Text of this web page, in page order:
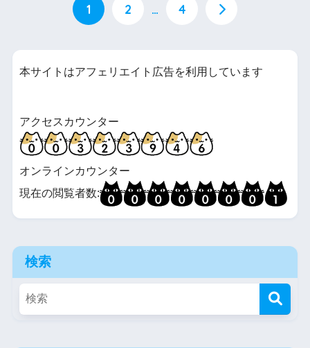
1 2 … 4
本サイトはアフェリエイト広告を利用しています
アクセスカウンター
オンラインカウンター
現在の閲覧者数:
検索